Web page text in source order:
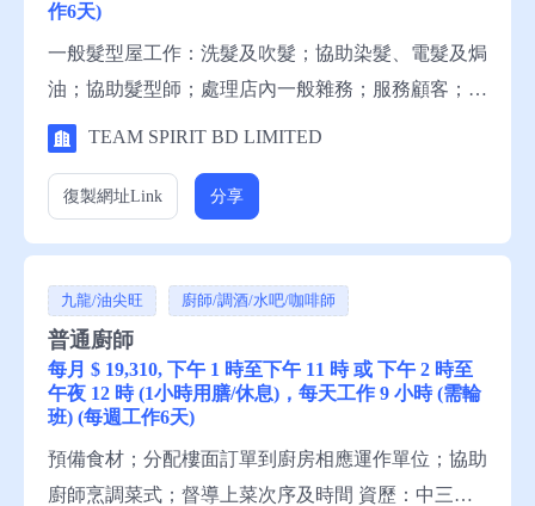
作6天)
一般髮型屋工作：洗髮及吹髮；協助染髮、電髮及焗
油；協助髮型師；處理店內一般雜務；服務顧客；盤
點毛巾和美髮產品。 資歷：小六程度，1年有關工作
請聯絡就業中心職員，或電話就業服務熱線安排轉
TEAM SPIRIT BD LIMITED
復製網址Link 分享
九龍/油尖旺 廚師/調酒/水吧/咖啡師
普通廚師
每月 $ 19,310, 下午 1 時至下午 11 時 或 下午 2 時至
午夜 12 時 (1小時用膳/休息)，每天工作 9 小時 (需輪
班) (每週工作6天)
預備食材；分配樓面訂單到廚房相應運作單位；協助
廚師烹調菜式；督導上菜次序及時間 資歷：中三程